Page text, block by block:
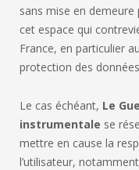
sans mise en
cet espace qui
France, en particulier
protection des
Le cas échéant, Le
instrumentale se
mettre en cause la
l’utilisateur,